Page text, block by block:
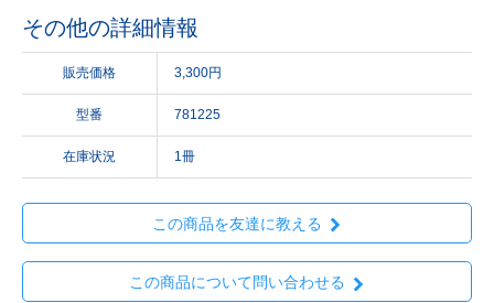
その他の詳細情報
販売価格 3,300円
型番 781225
在庫状況 1冊
この商品を友達に教える
この商品について問い合わせる